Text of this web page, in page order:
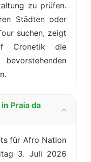
zu prüfen.
Städten oder
suchen, zeigt
Cronetik die
Praia da
für Afro Nation
3. Juli 2026